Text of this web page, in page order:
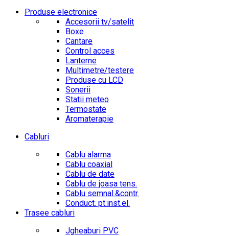
Produse electronice
Accesorii tv/satelit
Boxe
Cantare
Control acces
Lanterne
Multimetre/testere
Produse cu LCD
Sonerii
Statii meteo
Termostate
Aromaterapie
Cabluri
Cablu alarma
Cablu coaxial
Cablu de date
Cablu de joasa tens.
Cablu semnal.&contr.
Conduct. pt.inst.el.
Trasee cabluri
Jgheaburi PVC